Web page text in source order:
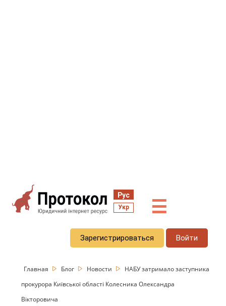
Рус
Укр ☰
Зарегистрироваться Войти
Главная Блог Новости
НАБУ затримало заступника
прокурора Київської області Колесника Олександра
Вікторовича